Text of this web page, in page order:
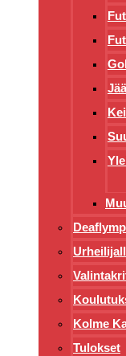
Kolme
Tulokset